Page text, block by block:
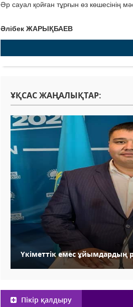
Әр сауал қойған тұрғын өз көшесінің
Әлібек ЖАРЫҚБАЕВ
ҰҚСАС ЖАҢАЛЫҚТАР:
Үкіметтік емес ұйымдардың
Пікір қалдыру